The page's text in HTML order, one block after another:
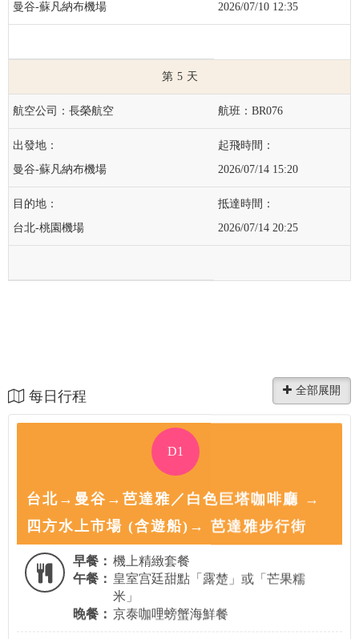
曼谷-蘇凡納布機場 2026/07/10 12:35
5
長榮航空 BR076
曼谷-蘇凡納布機場 2026/07/14 15:20
台北-桃園機場 2026/07/14 20:25
每日行程
D1
台北→曼谷→芭達雅／白色巨塔咖啡廳 →
四方水上市場 (含遊船)→ 芭達雅步行街
早餐： 機上精緻套餐
午餐： 皇室宫廷甜點「露楚」或「芒果糯
米」
晚餐： 京泰咖哩螃蟹海鮮餐